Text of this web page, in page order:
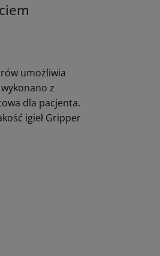
umożliwia
z
dla pacjenta.
igieł Gripper